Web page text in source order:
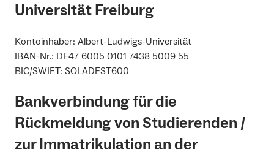
Universität Freiburg
Kontoinhaber: Albert-Ludwigs-Universität
IBAN-Nr.: DE47 6005 0101 7438 5009 55
BIC/SWIFT: SOLADEST600
Bankverbindung für die
Rückmeldung von Studierenden /
zur Immatrikulation an der